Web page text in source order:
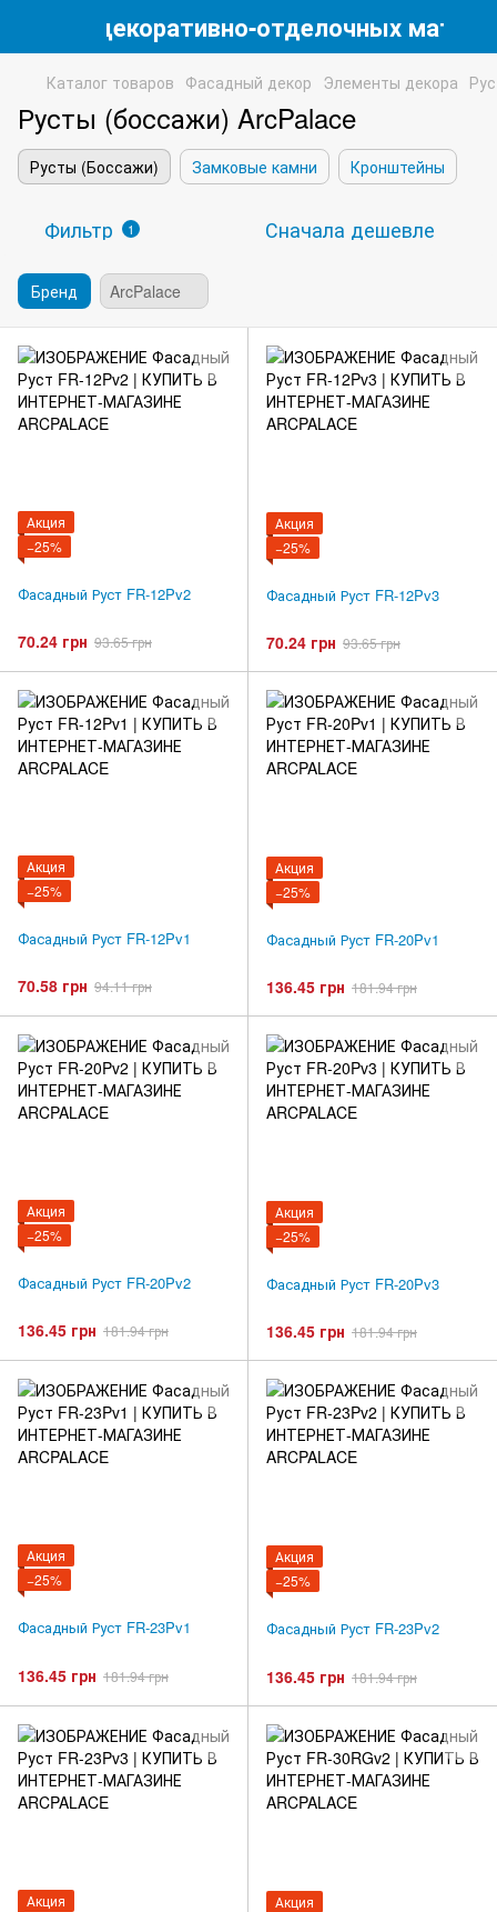
декоративно-отделочных
Каталог товаров Фасадный декор Элементы декора
Русты (боссажи) ArcPalace
Русты (Боссажи) Замковые камни Кронштейны
Фильтр 1 Сначала дешевле
Бренд ArcPalace
Акция
−25%
Фасадный Руст FR-12Pv2
70.24 грн 93.65 грн
Акция
−25%
Фасадный Руст FR-12Pv3
70.24 грн 93.65 грн
Акция
−25%
Фасадный Руст FR-12Pv1
70.58 грн 94.11 грн
Акция
−25%
Фасадный Руст FR-20Pv1
136.45 грн 181.94 грн
Акция
−25%
Фасадный Руст FR-20Pv2
136.45 грн 181.94 грн
Акция
−25%
Фасадный Руст FR-20Pv3
136.45 грн 181.94 грн
Акция
−25%
Фасадный Руст FR-23Pv1
136.45 грн 181.94 грн
Акция
−25%
Фасадный Руст FR-23Pv2
136.45 грн 181.94 грн
Акция
Акция